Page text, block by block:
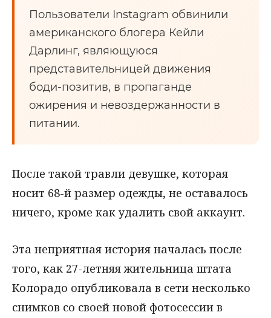
Пользователи Instagram обвинили
американского блогера Кейли
Дарлинг, являющуюся
представительницей движения
боди-позитив, в пропаганде
ожирения и невоздержанности в
питании.
После такой травли девушке, которая
носит 68-й размер одежды, не оставалось
ничего, кроме как удалить свой аккаунт.
Эта неприятная история началась после
того, как 27-летняя жительница штата
Колорадо опубликовала в сети несколько
снимков со своей новой фотосессии в